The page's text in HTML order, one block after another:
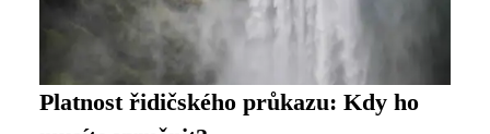
Platnost řidičského průkazu: Kdy ho